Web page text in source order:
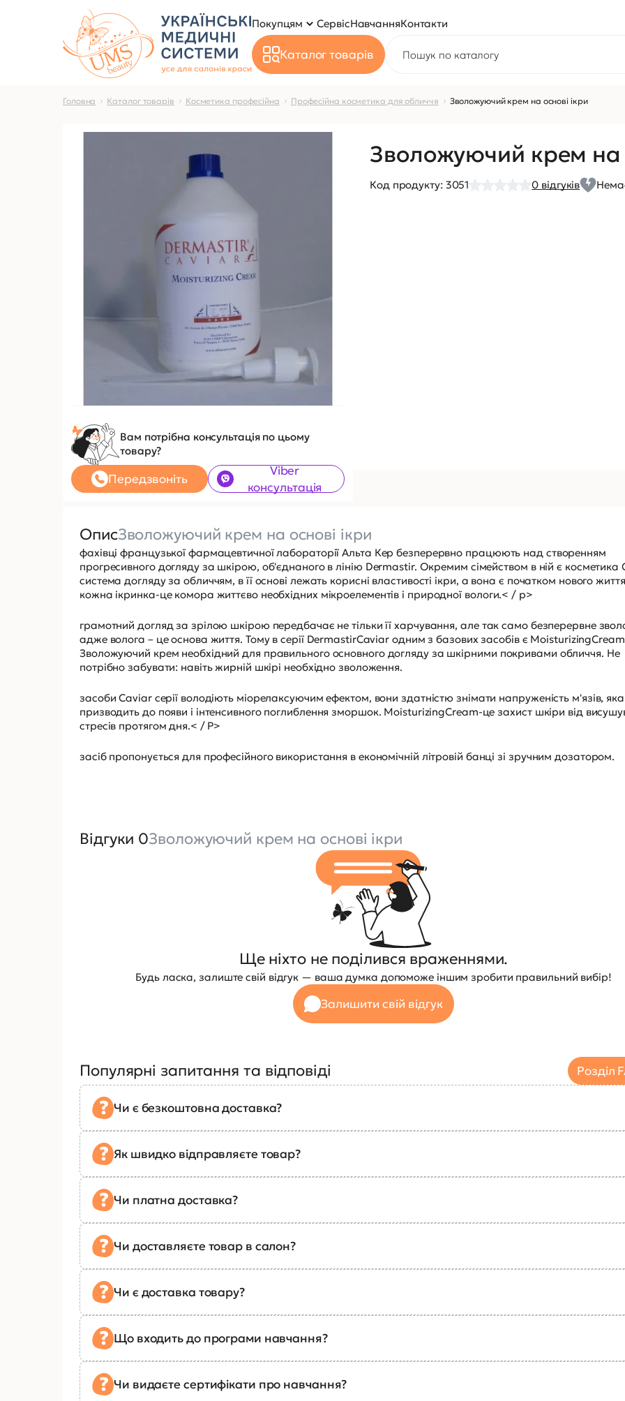
Покупцям СервісНавчанняКонтакти
Каталог товарів
Головна Каталог товарів Косметика професійна Професійна косметика для обличчя Зволожуючий крем на основі ікри
Вам потрібна консультація по цьому
товару?
Передзвоніть
Viber
консультація
Зволожуючий крем на
Код продукту: 3051 0 відгуків
ОписЗволожуючий крем на основі ікри
фахівці французької фармацевтичної лабораторії Альта Кер безперервно працюють над створенням
прогресивного догляду за шкірою, об'єднаного в лінію Dermastir. Окремим сімейством в ній є косметика
система догляду за обличчям, в її основі лежать корисні властивості ікри, а вона є початком нового
кожна ікринка-це комора життєво необхідних мікроелементів і природної вологи.< / p>
грамотний догляд за зрілою шкірою передбачає не тільки її харчування, але так само безперервне
адже волога – це основа життя. Тому в серії DermastirCaviar одним з базових засобів є
Зволожуючий крем необхідний для правильного основного догляду за шкірними покривами обличчя. Не
потрібно забувати: навіть жирній шкірі необхідно зволоження.
засоби Caviar серії володіють міорелаксуючим ефектом, вони здатністю знімати напруженість м'язів, яка
призводить до появи і інтенсивного поглиблення зморшок. MoisturizingCream-це захист шкіри від
стресів протягом дня.< / P>
засіб пропонується для професійного використання в економічній літровій банці зі зручним дозатором.
Відгуки 0Зволожуючий крем на основі ікри
Ще ніхто не поділився враженнями.
Будь ласка, залиште свій відгук — ваша думка допоможе іншим зробити правильний вибір!
Залишити свій відгук
Популярні запитання та відповіді Розділ
Чи є безкоштовна доставка?
Як швидко відправляєте товар?
Чи платна доставка?
Чи доставляєте товар в салон?
Чи є доставка товару?
Що входить до програми навчання?
Чи видаєте сертифікати про навчання?